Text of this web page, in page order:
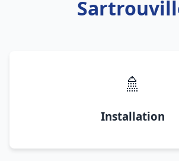
🚿
Installation